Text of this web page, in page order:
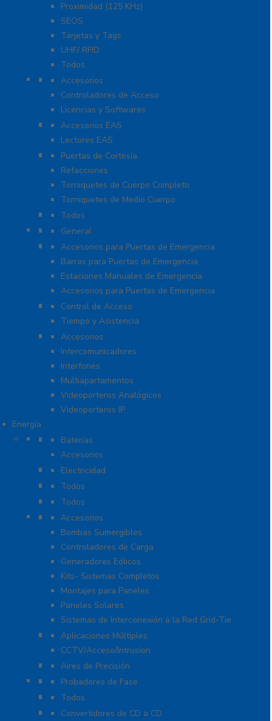
Proximidad (125 KHz)
SEOS
Tarjetas y Tags
UHF/ RFID
Todos
Paneles de Control de Acceso
Accesorios
Controladores de Acceso
Licencias y Softwares
Protección de Mercancía (EAS)
Accesorios EAS
Lectores EAS
Torniquetes y Puertas de Cortesía
Puertas de Cortesía
Refacciones
Torniquetes de Cuerpo Completo
Torniquetes de Medio Cuerpo
Teclados Autónomos
Todos
Refacciones
General
Sistemas de Emergencia
Accesorios para Puertas de Emergencia
Barras para Puertas de Emergencia
Estaciones Manuales de Emergencia
Accesorios para Puertas de Emergencia
Software De Asistencia
Control de Acceso
Tiempo y Asistencia
Videoporteros e Interfonos
Accesorios
Intercomunicadores
Interfones
Multiapartamentos
Videoporteros Analógicos
Videoporteros IP
Energía
Baterías
Baterías
Accesorios
Cables
Electricidad
Cargadores de Baterías
Todos
Lámparas de Emergencia
Todos
Energía Solar y Eólica
Accesorios
Bombas Sumergibles
Controladores de Carga
Generadores Eólicos
Kits- Sistemas Completos
Montajes para Paneles
Paneles Solares
Sistemas de Interconexión a la Red Grid-Tie
Fuentes de Poder
Aplicaciones Múltiples
CCTV/Acceso/Intrusion
Sistemas de Enfriamiento
Aires de Precisión
Herramientas
Probadores de Fase
Iluminación LED
Todos
Inversores y Convertidores
Convertidores de CD a CD